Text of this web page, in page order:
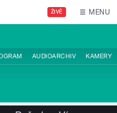
ŽIVĚ MENU
AUDIOARCHIV KAMERY